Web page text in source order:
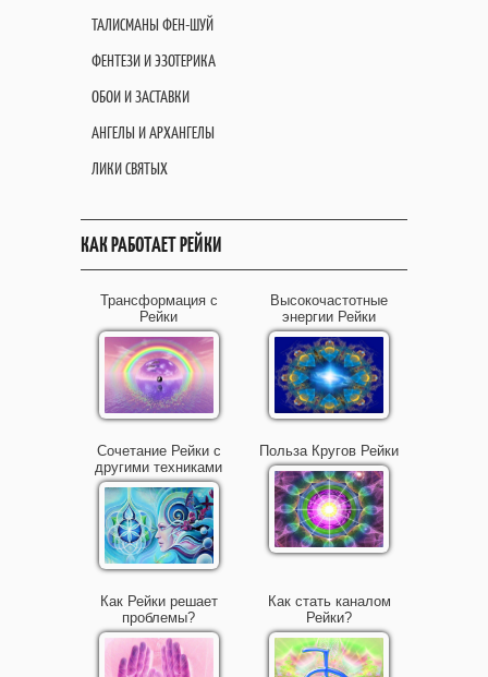
ТАЛИСМАНЫ ФЕН-ШУЙ
ФЕНТЕЗИ И ЭЗОТЕРИКА
ОБОИ И ЗАСТАВКИ
АНГЕЛЫ И АРХАНГЕЛЫ
ЛИКИ СВЯТЫХ
КАК РАБОТАЕТ РЕЙКИ
Трансформация с
Рейки
Высокочастотные
энергии Рейки
Сочетание Рейки с
другими техниками
Польза Кругов Рейки
Как Рейки решает
проблемы?
Как стать каналом
Рейки?